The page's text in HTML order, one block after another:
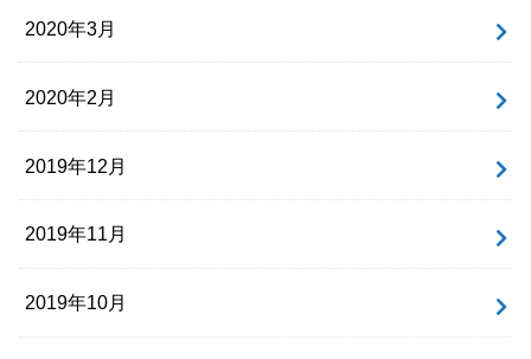
2020年3月
2020年2月
2019年12月
2019年11月
2019年10月